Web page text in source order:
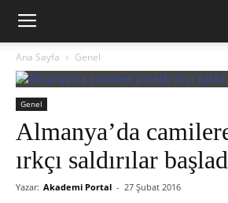
Ana Sayfa Genel
Genel
Almanya’da
ırkçı saldırılar
Yazar: Akademi Portal - 27 Şubat 2016